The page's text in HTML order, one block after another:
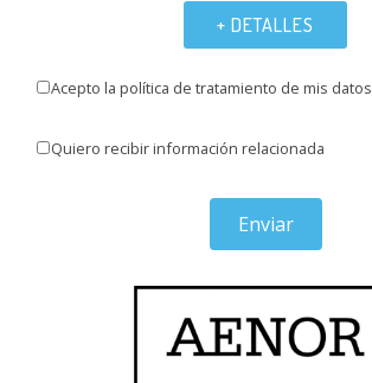
+ DETALLES
Acepto la política de tratamiento de mis datos
Quiero recibir información relacionada
Enviar